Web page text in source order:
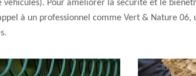
véhicules). Pour améliorer la sécurité et le
à un professionnel comme Vert & Nature